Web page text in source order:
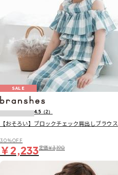
SALE
4.5 （2）
【おそろい】ブロックチェック肩出しブラウス
30％OFF
￥2,233定価￥3,190